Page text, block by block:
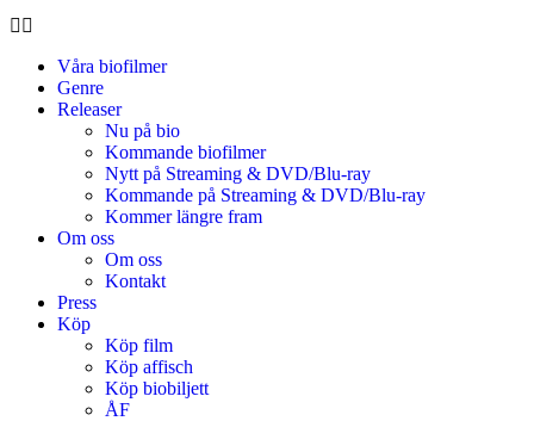
Våra biofilmer
Genre
Releaser
Nu på bio
Kommande biofilmer
Nytt på Streaming & DVD/Blu-ray
Kommande på Streaming & DVD/Blu-ray
Kommer längre fram
Om oss
Om oss
Kontakt
Press
Köp
Köp film
Köp affisch
Köp biobiljett
ÅF